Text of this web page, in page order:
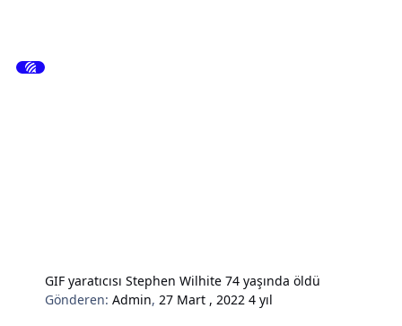
GIF yaratıcısı Stephen Wilhite 74 yaşında öldü
Gönderen:Admin, 27 Mart , 20224 yıl